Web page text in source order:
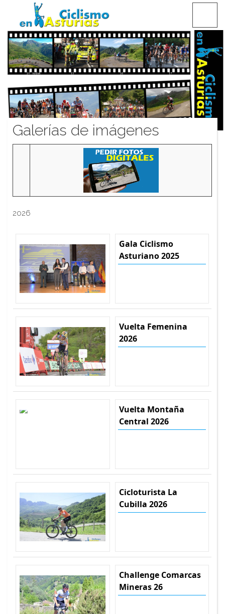
CICLISMO EN ASTURIAS
Galerías de imágenes
2026
Gala Ciclismo
Asturiano 2025
Vuelta Femenina
2026
Vuelta Montaña
Central 2026
Cicloturista La
Cubilla 2026
Challenge Comarcas
Mineras 26